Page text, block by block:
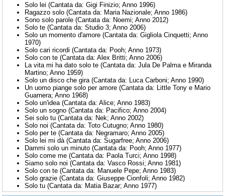
Solo lei (Cantata da: Gigi Finizio; Anno 1996)
Ragazzo solo (Cantata da: Maria Nazionale; Anno 1986)
Sono solo parole (Cantata da: Noemi; Anno 2012)
Solo te (Cantata da: Studio 3; Anno 2006)
Solo un momento d'amore (Cantata da: Gigliola Cinquetti; Anno
1970)
Solo cari ricordi (Cantata da: Pooh; Anno 1973)
Solo con te (Cantata da: Alex Britti; Anno 2006)
La vita mi ha dato solo te (Cantata da: Jula De Palma e Miranda
Martino; Anno 1959)
Solo un disco che gira (Cantata da: Luca Carboni; Anno 1990)
Un uomo piange solo per amore (Cantata da: Little Tony e Mario
Guarnera; Anno 1968)
Solo un'idea (Cantata da: Alice; Anno 1983)
Solo un sogno (Cantata da: Pacifico; Anno 2004)
Sei solo tu (Cantata da: Nek; Anno 2002)
Solo noi (Cantata da: Toto Cutugno; Anno 1980)
Solo per te (Cantata da: Negramaro; Anno 2005)
Solo lei mi dà (Cantata da: Sugarfree; Anno 2006)
Dammi solo un minuto (Cantata da: Pooh; Anno 1977)
Solo come me (Cantata da: Paola Turci; Anno 1998)
Siamo solo noi (Cantata da: Vasco Rossi; Anno 1981)
Solo con te (Cantata da: Manuele Pepe; Anno 1983)
Solo grazie (Cantata da: Giuseppe Cionfoli; Anno 1982)
Solo tu (Cantata da: Matia Bazar; Anno 1977)